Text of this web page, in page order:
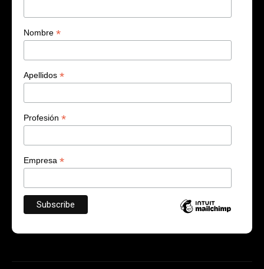
Nombre *
Apellidos *
Profesión *
Empresa *